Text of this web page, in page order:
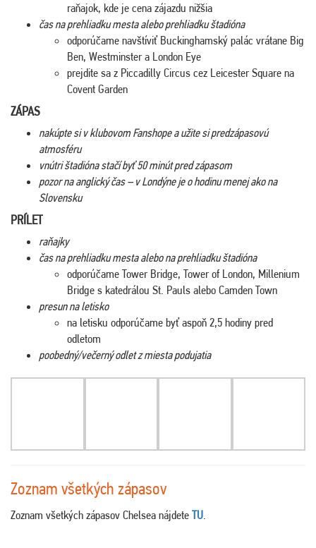
raňajok, kde je cena zájazdu nižšia
čas na prehliadku mesta alebo prehliadku štadióna
odporúčame navštíviť Buckinghamský palác vrátane Big
Ben, Westminster a London Eye
prejdite sa z Piccadilly Circus cez Leicester Square na
Covent Garden
ZÁPAS
nakúpte si v klubovom Fanshope a užite si predzápasovú
atmosféru
vnútri štadióna stačí byť 50 minút pred zápasom
pozor na anglický čas – v Londýne je o hodinu menej ako na
Slovensku
PRÍLET
raňajky
čas na prehliadku mesta alebo na prehliadku štadióna
odporúčame Tower Bridge, Tower of London, Millenium
Bridge s katedrálou St. Pauls alebo Camden Town
presun na letisko
na letisku odporúčame byť aspoň 2,5 hodiny pred
odletom
poobedný/večerný odlet z miesta podujatia
Zoznam všetkých zápasov
Zoznam všetkých zápasov Chelsea nájdete TU.